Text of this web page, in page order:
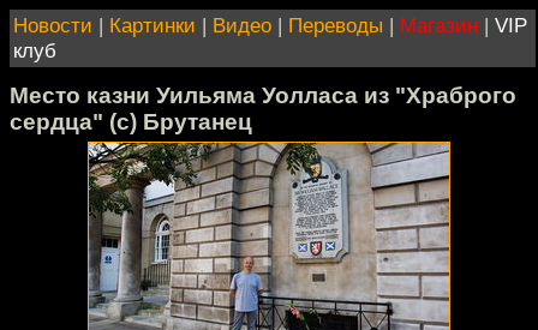
Новости | Картинки | Видео | Переводы | Магазин | VIP
клуб
Место казни Уильяма Уолласа из "Храброго
сердца" (с) Брутанец